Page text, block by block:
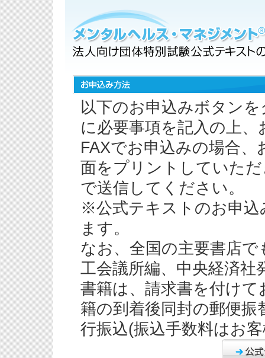
以下のお申込みボタン
に必要事項を記入の上
FAXでお申込みの場合
面をプリントしていた
で送信してください。
※公式テキストのお申込
ます。
なお、全国の主要書店
工会議所編、中央経済社
書籍は、請求書を付け
籍の到着後同封の郵便
行振込(振込手数料はお